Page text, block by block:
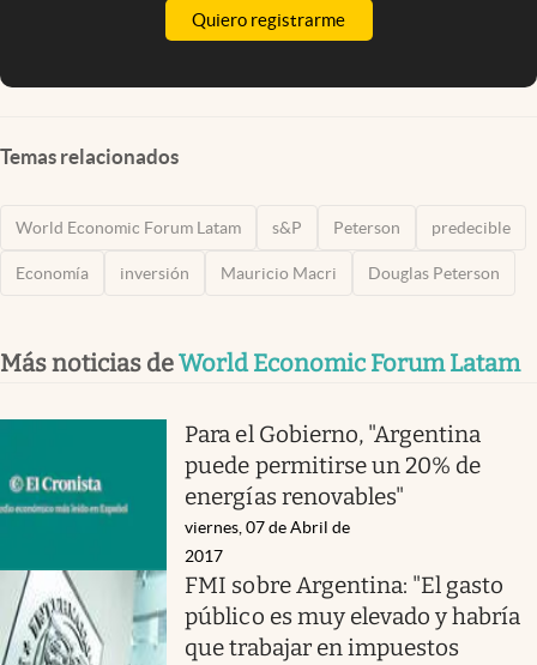
Quiero registrarme
Temas relacionados
World Economic Forum Latam s&P Peterson predecible
Economía inversión Mauricio Macri Douglas Peterson
Más noticias deWorld Economic Forum Latam
Para el Gobierno, "Argentina
puede permitirse un 20% de
energías renovables"
viernes, 07 de Abril de
2017
FMI sobre Argentina: "El gasto
público es muy elevado y habría
que trabajar en impuestos